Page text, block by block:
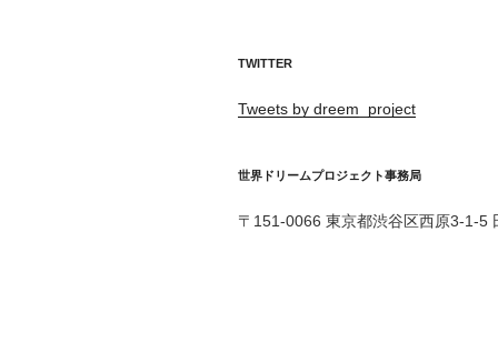
TWITTER
Tweets by dreem_project
世界ドリームプロジェクト事務局
〒151-0066 東京都渋谷区西原3-1-5